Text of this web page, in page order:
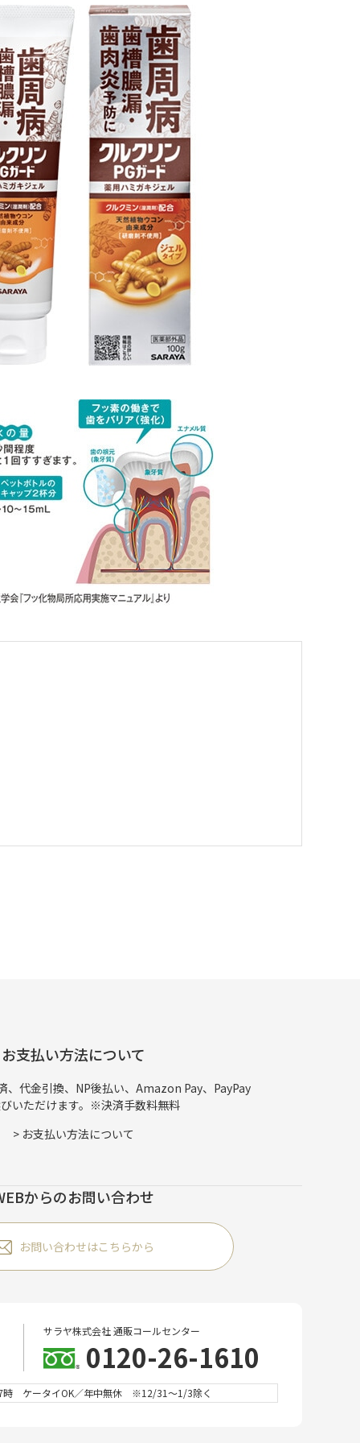
お支払い方法について
、代金引換、NP後払い、Amazon Pay、PayPay
いただけます。※決済手数料無料
> お支払い方法について
からのお問い合わせ
お問い合わせはこちらから
サラヤ株式会社 通販コールセンター
0120-26-1610
時 ケータイOK／年中無休 ※12/31～1/3除く